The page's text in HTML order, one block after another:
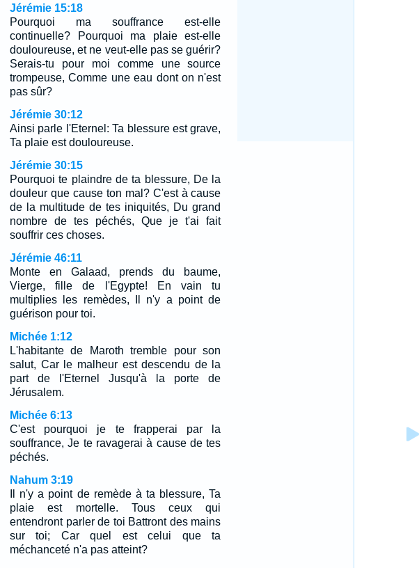
Jérémie 15:18
Pourquoi ma souffrance est-elle
continuelle? Pourquoi ma plaie est-elle
douloureuse, et ne veut-elle pas se guérir?
Serais-tu pour moi comme une source
trompeuse, Comme une eau dont on n'est
pas sûr?
Jérémie 30:12
Ainsi parle l'Eternel: Ta blessure est grave,
Ta plaie est douloureuse.
Jérémie 30:15
Pourquoi te plaindre de ta blessure, De la
douleur que cause ton mal? C'est à cause
de la multitude de tes iniquités, Du grand
nombre de tes péchés, Que je t'ai fait
souffrir ces choses.
Jérémie 46:11
Monte en Galaad, prends du baume,
Vierge, fille de l'Egypte! En vain tu
multiplies les remèdes, Il n'y a point de
guérison pour toi.
Michée 1:12
L'habitante de Maroth tremble pour son
salut, Car le malheur est descendu de la
part de l'Eternel Jusqu'à la porte de
Jérusalem.
Michée 6:13
C'est pourquoi je te frapperai par la
souffrance, Je te ravagerai à cause de tes
péchés.
Nahum 3:19
Il n'y a point de remède à ta blessure, Ta
plaie est mortelle. Tous ceux qui
entendront parler de toi Battront des mains
sur toi; Car quel est celui que ta
méchanceté n'a pas atteint?